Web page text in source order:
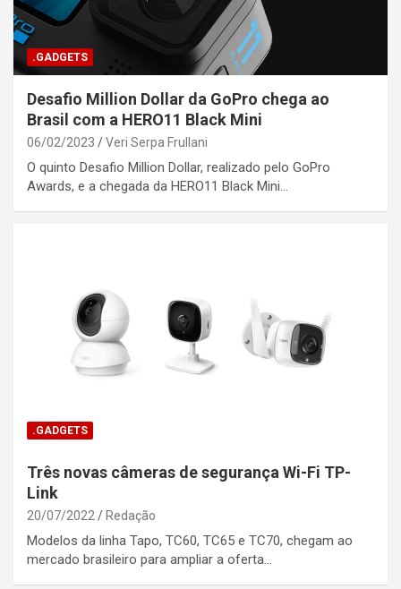
.GADGETS
Desafio Million Dollar da GoPro chega ao
Brasil com a HERO11 Black Mini
06/02/2023 Veri Serpa Frullani
O quinto Desafio Million Dollar, realizado pelo GoPro
Awards, e a chegada da HERO11 Black Mini…
.GADGETS
Três novas câmeras de segurança Wi-Fi TP-
Link
20/07/2022 Redação
Modelos da linha Tapo, TC60, TC65 e TC70, chegam ao
mercado brasileiro para ampliar a oferta…